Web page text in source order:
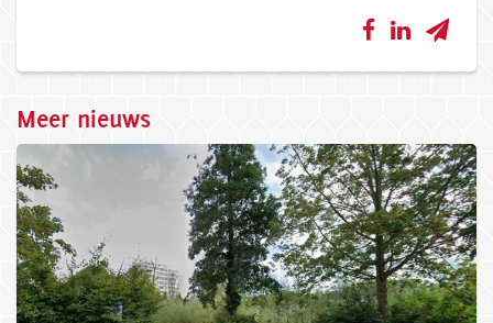
Meer nieuws